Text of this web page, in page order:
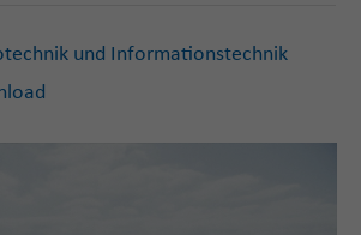
und Informationstechnik